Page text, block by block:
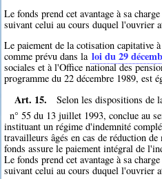
Le fonds prend cet avantage à sa
suivant celui au cours duquel l'ouvrier
Le paiement de la cotisation capitative
comme prévu dans la loi du 29
sociales et à l'Office national des
programme du 22 décembre 1989, est
Art. 15.
Selon les dispositions de
n° 55 du 13 juillet 1993, conclue au
instituant un régime d'indemnité
travailleurs âgés en cas de réduction
fonds assure le paiement intégral de
Le fonds prend cet avantage à sa
suivant celui au cours duquel l'ouvrier